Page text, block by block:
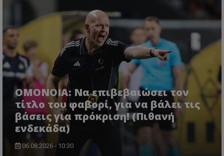
ΟΜΟΝΟΙΑ: Να επιβεβαιώσει τον
τίτλο του φαβορί, για να βάλει τις
βάσεις για πρόκριση! (Πιθανή
ενδεκάδα)
06.08.2026 - 10:30